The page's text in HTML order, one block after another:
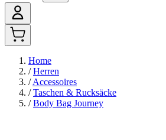
Home
/ Herren
/ Accessoires
/ Taschen & Rucksäcke
/ Body Bag Journey